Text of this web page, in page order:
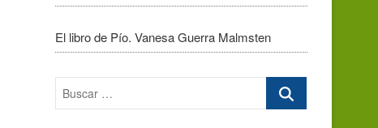
El libro de Pío. Vanesa Guerra Malmsten
Buscar